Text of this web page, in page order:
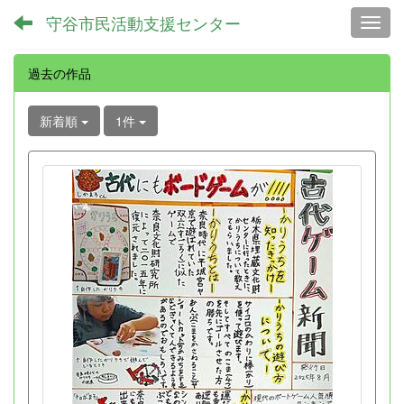
守谷市民活動支援センター
過去の作品
新着順 1件